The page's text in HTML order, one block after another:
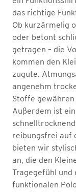
das richtige
Ob kurzärmelig
oder betont
getragen – die
kommen den
zugute.
angenehm
Stoffe
Außerdem ist
reibungsfrei auf
bieten wir
an, die den
Tragegefühl und
funktionalen